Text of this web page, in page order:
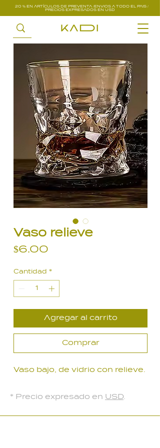
20 % EN ARTÍCULOS DE PREVENTA /ENVIOS A TODO EL PAIS /
PRECIOS EXPRESADOS EN USD
Vaso relieve
$6.00
Cantidad *
Agregar al carrito
Comprar
Vaso bajo, de vidrio con relieve.
* Precio expresado en USD.